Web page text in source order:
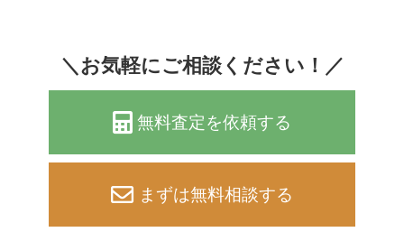
＼お気軽にご相談ください！／
無料査定を依頼する
まずは無料相談する